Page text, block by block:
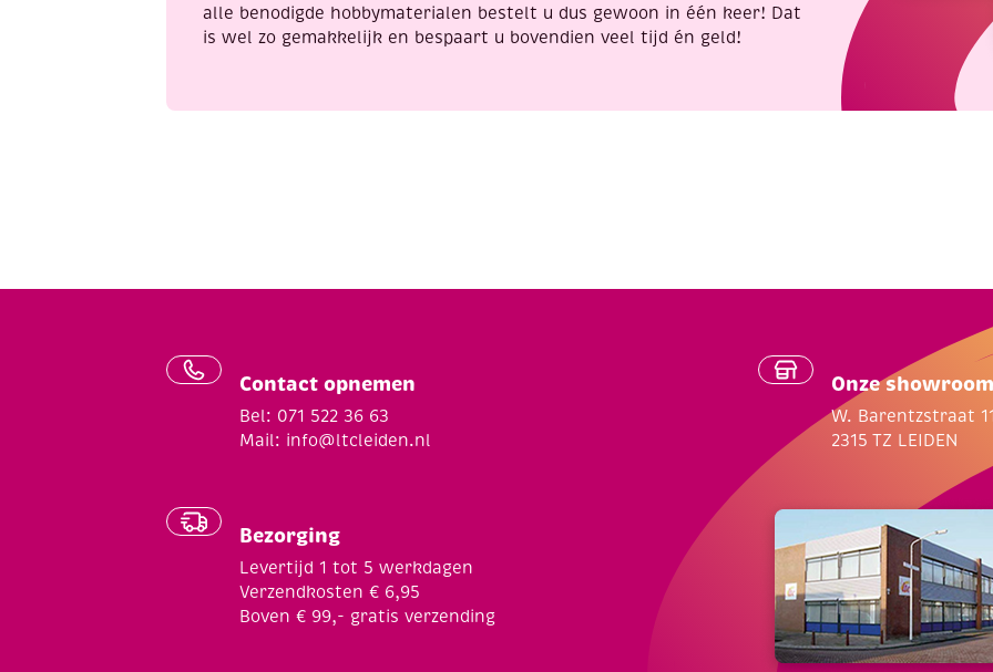
alle benodigde hobbymaterialen bestelt u dus gewoon in één keer! Dat
is wel zo gemakkelijk en bespaart u bovendien veel tijd én geld!
Contact opnemen
Bel: 071 522 36 63
Mail: info@ltcleiden.nl
Bezorging
Levertijd 1 tot 5 werkdagen
Verzendkosten € 6,95
Boven € 99,- gratis verzending
Onze showroom
W. Barentzstraat
2315 TZ LEIDEN